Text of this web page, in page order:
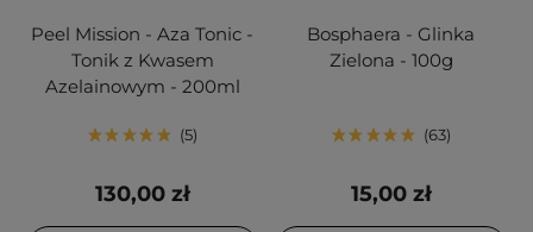
Peel Mission - Aza Tonic -
Tonik z Kwasem
Azelainowym - 200ml
5
130,00 zł
Bosphaera - Glinka
Zielona - 100g
63
15,00 zł